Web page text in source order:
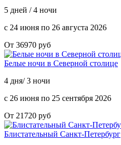
5 дней / 4 ночи
с 24 июня по 26 августа 2026
От 36970 руб
Белые ночи в Северной столице
4 дня/ 3 ночи
с 26 июня по 25 сентября 2026
От 21720 руб
Блистательный Санкт-Петербург